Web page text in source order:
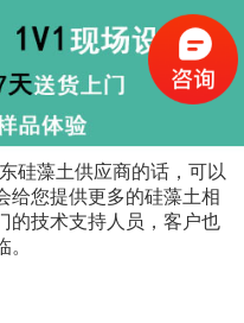
硅藻土供应商的话，可以
给您提供更多的硅藻土相
的技术支持人员，客户也